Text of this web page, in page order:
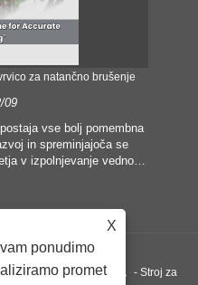
za natančno brušenje
09
vse bolj pomembna
in spreminjajoča se
v izpolnjevanje vedno
zlasti v iskanju
Zato se je linija za
kot oprema za obdelavo
CO., LTD.， - Stroj za
X
ponudimo
promet